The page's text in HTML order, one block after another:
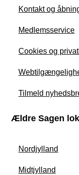
Kontakt og
Medlemsservice
Cookies og
Tilmeld
Ældre Sagen
Nordjylland
Midtjylland